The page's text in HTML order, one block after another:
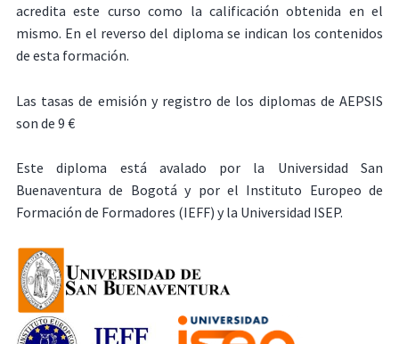
acredita este curso como la calificación obtenida en el
mismo. En el reverso del diploma se indican los contenidos
de esta formación.
Las tasas de emisión y registro de los diplomas de AEPSIS
son de 9 €
Este diploma está avalado por la Universidad San
Buenaventura de Bogotá y por el Instituto Europeo de
Formación de Formadores (IEFF) y la Universidad ISEP.